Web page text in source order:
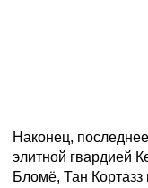
Наконец,
элитной гвардией
Бломё, Тан